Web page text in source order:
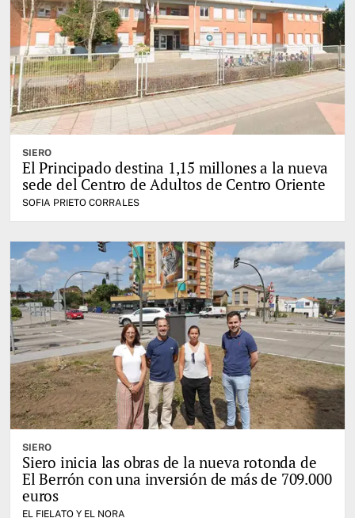
SIERO
El Principado destina 1,15 millones a la nueva
sede del Centro de Adultos de Centro Oriente
SOFIA PRIETO CORRALES
SIERO
Siero inicia las obras de la nueva rotonda de
El Berrón con una inversión de más de 709.000
euros
EL FIELATO Y EL NORA